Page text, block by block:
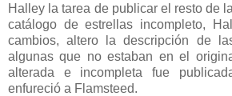
Halley la tarea de publicar el resto de
catálogo de estrellas incompleto,
cambios, altero la descripción de
algunas que no estaban en el
alterada e incompleta fue
enfureció a Flamsteed.